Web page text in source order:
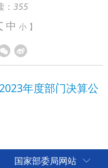
355
中 小 】
度部门决算公
国家部委局网站